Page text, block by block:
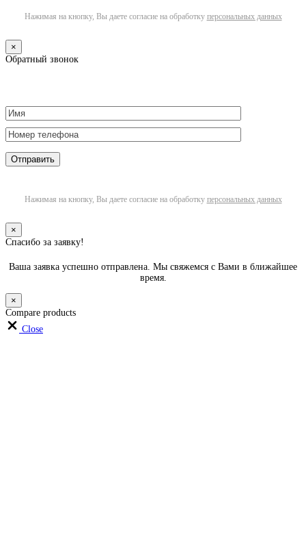
Нажимая на кнопку, Вы даете согласие на обработку персональных данных
×
Обратный звонок
Нажимая на кнопку, Вы даете согласие на обработку персональных данных
×
Спасибо за заявку!
Ваша заявка успешно отправлена. Мы свяжемся с Вами в ближайшее
время.
×
Compare products
Close